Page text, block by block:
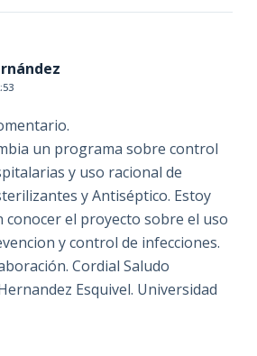
un programa sobre control
y uso racional de
y Antiséptico. Estoy
conocer el proyecto sobre el uso
y control de infecciones.
Cordial Saludo
Esquivel. Universidad